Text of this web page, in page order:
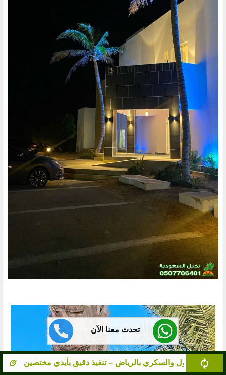
تحدث معنا الآن
– تنفيذ دقيق بأيدي مختصين مورد نخيل معتمد بالرياض –